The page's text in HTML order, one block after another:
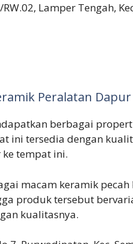
Lamper Tengah,
Peralatan Dapur
berbagai
ini tersedia dengan
tempat ini.
macam keramik pecah
produk tersebut
kualitasnya.